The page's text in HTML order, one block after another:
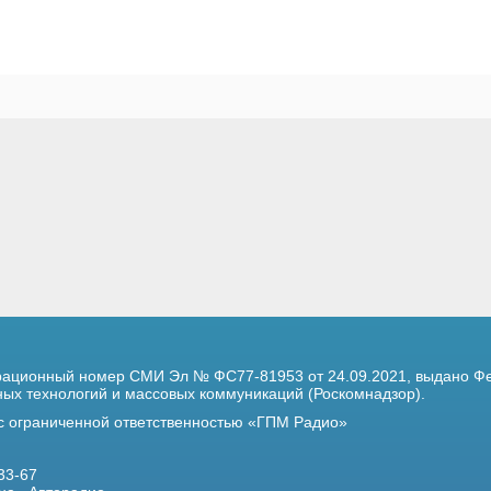
номер СМИ Эл № ФС77-81953 от 24.09.2021,
выдано
технологий и массовых коммуникаций (Роскомнадзор).
ограниченной ответственностью «ГПМ Радио»
67